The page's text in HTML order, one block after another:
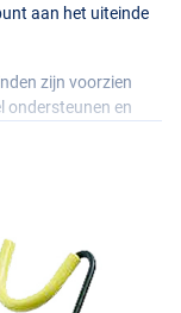
aan het uiteinde
zijn voorzien
ondersteunen en